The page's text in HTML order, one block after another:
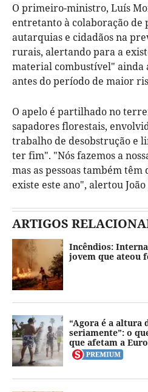
O primeiro-ministro, Luís
entretanto à colaboração
autarquias e cidadãos na
rurais, alertando para a
material combustível" ainda
antes do período de maior
O apelo é partilhado no
sapadores florestais,
trabalho de desobstrução e
ter fim". "Nós fazemos a
mas as pessoas também
existe este ano", alertou
ARTIGOS
Incêndios:
jovem que ateou
“Agora é a altura
seriamente”: o
que afetam a